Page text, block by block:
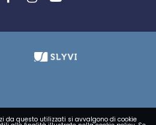
da questo utilizzati si avvalgono di cookie